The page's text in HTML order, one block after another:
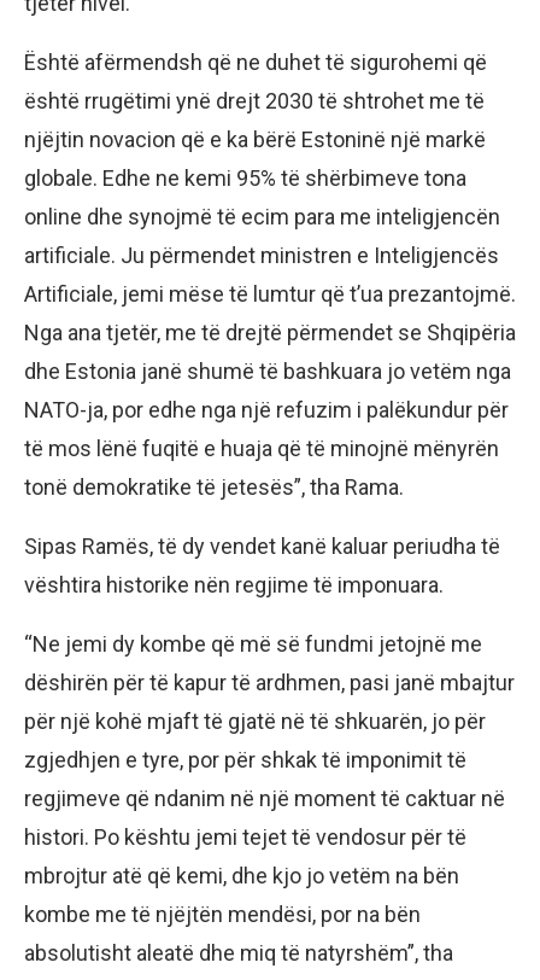
Është afërmendsh që ne duhet të sigurohemi që
është rrugëtimi ynë drejt 2030 të shtrohet me të
njëjtin novacion që e ka bërë Estoninë një markë
globale. Edhe ne kemi 95% të shërbimeve tona
online dhe synojmë të ecim para me inteligjencën
artificiale. Ju përmendet ministren e Inteligjencës
Artificiale, jemi mëse të lumtur që t’ua prezantojmë.
Nga ana tjetër, me të drejtë përmendet se Shqipëria
dhe Estonia janë shumë të bashkuara jo vetëm nga
NATO-ja, por edhe nga një refuzim i palëkundur për
të mos lënë fuqitë e huaja që të minojnë mënyrën
tonë demokratike të jetesës”, tha Rama.
Sipas Ramës, të dy vendet kanë kaluar periudha të
vështira historike nën regjime të imponuara.
“Ne jemi dy kombe që më së fundmi jetojnë me
dëshirën për të kapur të ardhmen, pasi janë mbajtur
për një kohë mjaft të gjatë në të shkuarën, jo për
zgjedhjen e tyre, por për shkak të imponimit të
regjimeve që ndanim në një moment të caktuar në
histori. Po kështu jemi tejet të vendosur për të
mbrojtur atë që kemi, dhe kjo jo vetëm na bën
kombe me të njëjtën mendësi, por na bën
absolutisht aleatë dhe miq të natyrshëm”, tha